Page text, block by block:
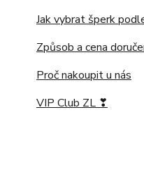
Jak vybrat šperk
Způsob a cena
Proč nakoupit u nás
VIP Club ZL ❣